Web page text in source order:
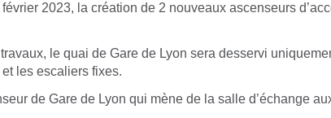
février 2023, la création de 2 nouveaux ascenseurs
le quai de Gare de Lyon sera desservi
les escaliers fixes.
de Gare de Lyon qui mène de la salle d’échange